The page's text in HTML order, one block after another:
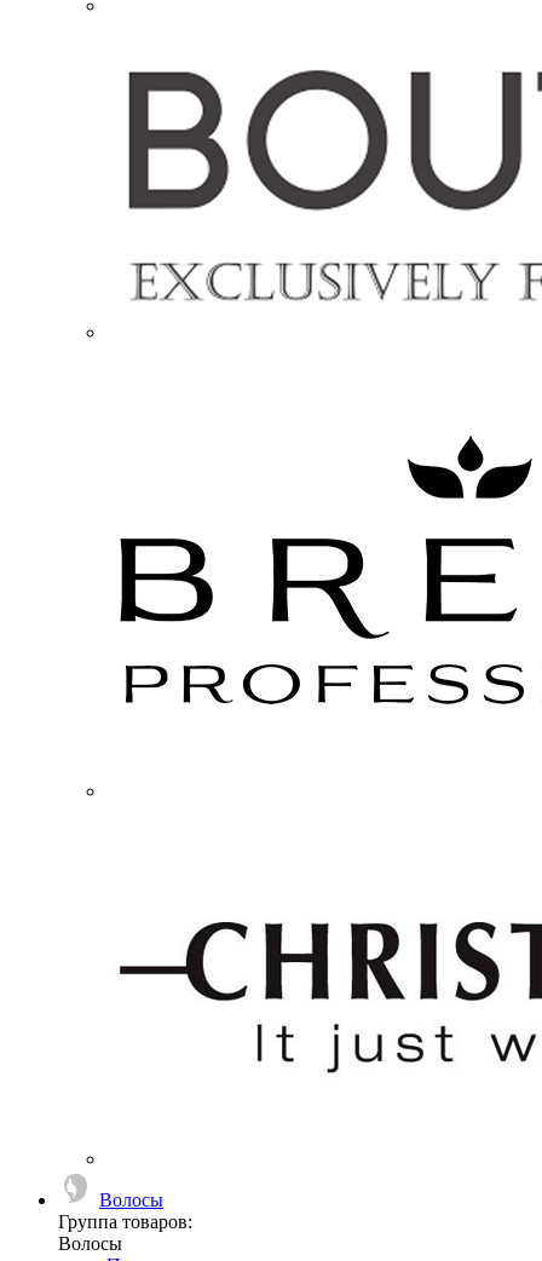
Волосы
Группа товаров:
Волосы